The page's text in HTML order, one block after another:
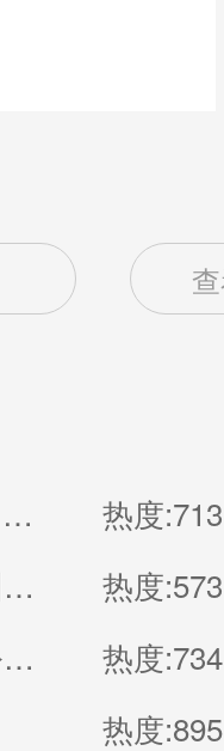
2026贺年 | 致每一位「博诚云」的家人
热度:713
杭州浚辰文传播有限公司（杭州无界影像空间）
热度:573
厦门鹭栖花间集文化传播有限公司（福建厦门良辰集摄影）
热度:734
热度:895